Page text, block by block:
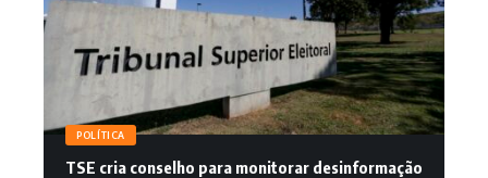
POLÍTICA
TSE cria conselho para monitorar desinformação